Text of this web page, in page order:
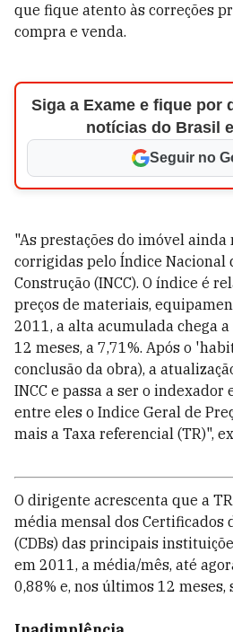
que fique atento às correções
compra e venda.
Siga a Exame e fique por
notícias do Brasil
Seguir no
"As prestações do imóvel ainda
corrigidas pelo Índice Nacional
Construção (INCC). O índice é
preços de materiais,
2011, a alta acumulada chega
12 meses, a 7,71%. Após o
conclusão da obra), a
INCC e passa a ser o indexador
entre eles o Indice Geral de
mais a Taxa referencial (TR)",
O dirigente acrescenta que a
média mensal dos Certificados
(CDBs) das principais
em 2011, a média/mês, até
0,88% e, nos últimos 12 meses,